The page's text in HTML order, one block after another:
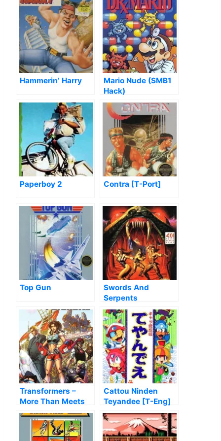
Hammerin’ Harry
Mario Nude (SMB1
Hack)
Paperboy 2 Contra [T-Port]
Top Gun
Swords And
Serpents
Transformers –
More Than Meets
The Eye (Hack)
Cattou Ninden
Teyandee [T-Eng]